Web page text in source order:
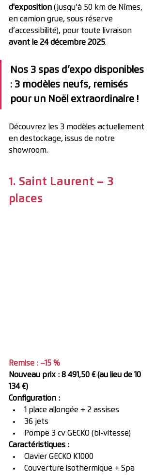
d'exposition (jusqu’à 50 km de Nîmes,
en camion grue, sous réserve
d’accessibilité), pour toute livraison
avant le 24 décembre 2025.
Nos 3 spas d’expo disponibles
: 3 modèles neufs, remisés
pour un Noël extraordinaire !
Découvrez les 3 modèles actuellement
en destockage, issus de notre
showroom.
1. Saint Laurent – 3
places
Remise : –15 %
Nouveau prix : 8 491,50 € (au lieu de 10
134 €)
Configuration :
1 place allongée + 2 assises
36 jets
Pompe 3 cv GECKO (bi-vitesse)
Caractéristiques :
Clavier GECKO K1000
Couverture isothermique + Spa